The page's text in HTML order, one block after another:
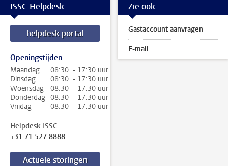
ISSC-Helpdesk
helpdesk portal
Openingstijden
Maandag
08:30 - 17:30 uur
Dinsdag
08:30 - 17:30 uur
Woensdag
08:30 - 17:30 uur
Donderdag 08:30 - 17:30 uur
Vrijdag
08:30 - 17:30 uur
Helpdesk ISSC
+31 71 527 8888
Actuele storingen
Zie ook
Gastaccount aanvragen
E-mail